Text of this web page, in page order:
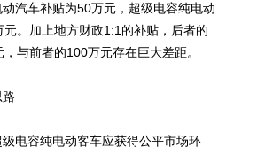
车补贴为50万元，超级电容纯电动
。加上地方财政1:1的补贴，后者的
与前者的100万元存在巨大差距。
容纯电动客车应获得公平市场环